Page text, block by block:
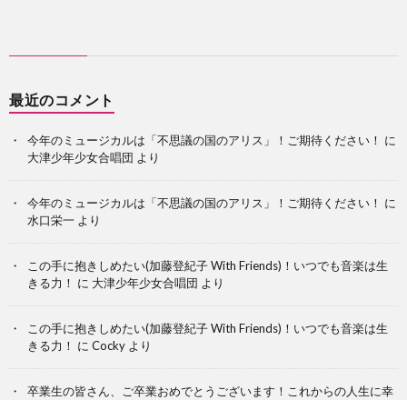
最近のコメント
今年のミュージカルは「不思議の国のアリス」！ご期待ください！ に
大津少年少女合唱団 より
今年のミュージカルは「不思議の国のアリス」！ご期待ください！ に
水口栄一 より
この手に抱きしめたい(加藤登紀子 With Friends)！いつでも音楽は生
きる力！ に 大津少年少女合唱団 より
この手に抱きしめたい(加藤登紀子 With Friends)！いつでも音楽は生
きる力！ に Cocky より
卒業生の皆さん、ご卒業おめでとうございます！これからの人生に幸